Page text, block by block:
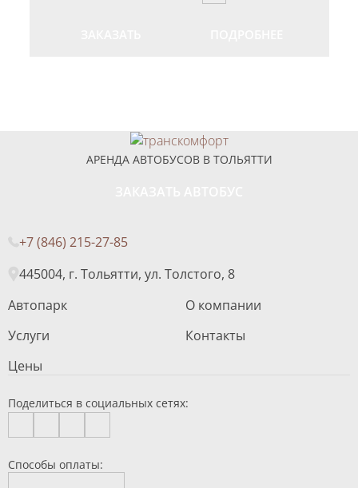
АРЕНДА АВТОБУСОВ В ТОЛЬЯТТИ
+7 (846) 215-27-85
445004, г. Тольятти, ул. Толстого, 8
Автопарк
Услуги
Цены
О компании
Контакты
Поделиться в социальных сетях:
Способы оплаты: